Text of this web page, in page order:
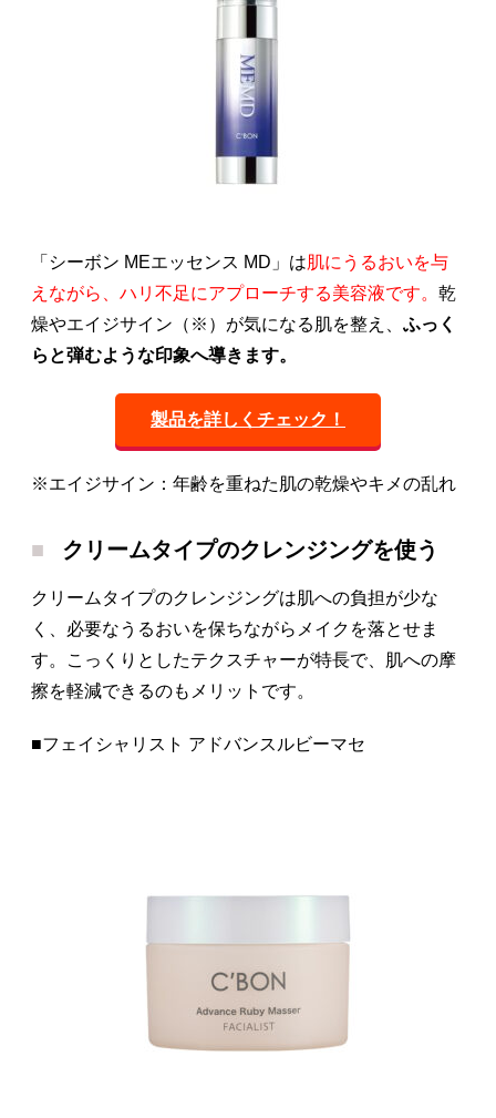
「シーボン MEエッセンス MD」は肌にうるおいを与
えながら、ハリ不足にアプローチする美容液です。 乾
燥やエイジサイン（※）が気になる肌を整え、 ふっく
らと弾むような印象へ導きます。
製品を詳しくチェック！
※エイジサイン：年齢を重ねた肌の乾燥やキメの乱れ
クリームタイプのクレンジングを使う
クリームタイプのクレンジングは肌への負担が少な
く、必要なうるおいを保ちながらメイクを落とせま
す。こっくりとしたテクスチャーが特長で、肌への摩
擦を軽減できるのもメリットです。
■フェイシャリスト アドバンスルビーマセ